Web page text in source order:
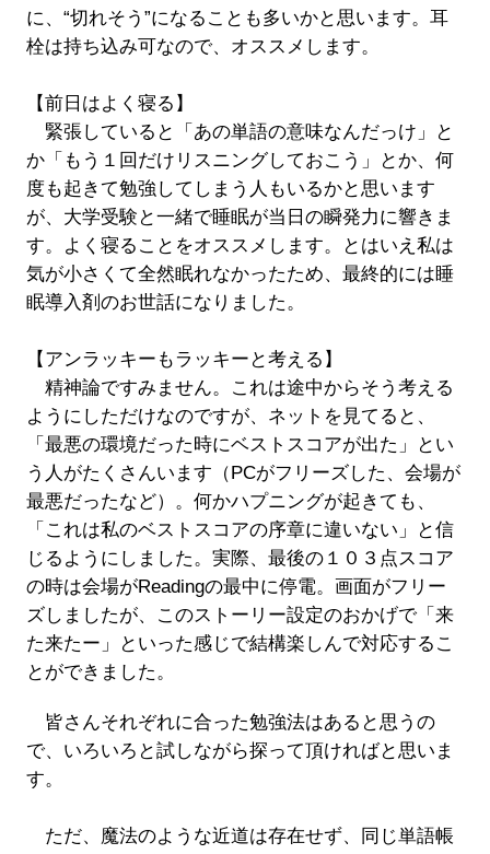
に、“切れそう”になることも多いかと思います。耳
栓は持ち込み可なので、オススメします。
【前日はよく寝る】
緊張していると「あの単語の意味なんだっけ」と
か「もう１回だけリスニングしておこう」とか、何
度も起きて勉強してしまう人もいるかと思います
が、大学受験と一緒で睡眠が当日の瞬発力に響きま
す。よく寝ることをオススメします。とはいえ私は
気が小さくて全然眠れなかったため、最終的には睡
眠導入剤のお世話になりました。
【アンラッキーもラッキーと考える】
精神論ですみません。これは途中からそう考える
ようにしただけなのですが、ネットを見てると、
「最悪の環境だった時にベストスコアが出た」とい
う人がたくさんいます（PCがフリーズした、会場が
最悪だったなど）。何かハプニングが起きても、
「これは私のベストスコアの序章に違いない」と信
じるようにしました。実際、最後の１０３点スコア
の時は会場がReadingの最中に停電。画面がフリー
ズしましたが、このストーリー設定のおかげで「来
た来たー」といった感じで結構楽しんで対応するこ
とができました。
皆さんそれぞれに合った勉強法はあると思うの
で、いろいろと試しながら探って頂ければと思いま
す。
ただ、魔法のような近道は存在せず、同じ単語帳